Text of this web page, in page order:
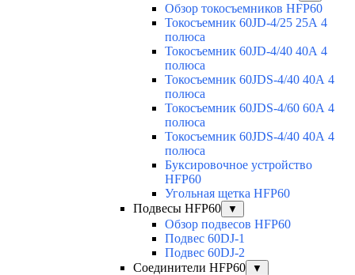
Обзор токосъемников HFP60
Токосъемник 60JD-4/25 25А 4
полюса
Токосъемник 60JD-4/40 40А 4
полюса
Токосъемник 60JDS-4/40 40А 4
полюса
Токосъемник 60JDS-4/60 60А 4
полюса
Токосъемник 60JDS-4/40 40А 4
полюса
Буксировочное устройство
HFP60
Угольная щетка HFP60
Подвесы HFP60
▼
Обзор подвесов HFP60
Подвес 60DJ-1
Подвес 60DJ-2
Соединители HFP60
▼